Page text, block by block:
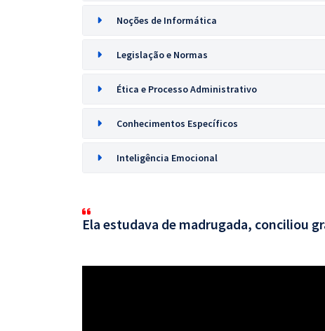
Noções de Informática
Legislação e Normas
Ética e Processo Administrativo
Conhecimentos Específicos
Inteligência Emocional
Ela estudava de madrugada, conciliou